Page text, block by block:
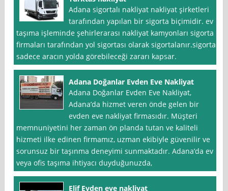
Adana sigortalı nakliyat nakliyat şirketleri
tarafından yapılan bir sigorta biçimidir. ev
taşıma işleminde şehirlerarası nakliyat kamyonları sigorta
firmaları tarafından yol sigortası olarak sigortalanır.sigorta
sadece aracın yolda görebileceği zararı kapsar.
Adana Doğanlar Evden Eve Nakliyat
Adana Doğanlar Evden Eve Nakliyat,
Adana’da hizmet veren önde gelen bir
evden eve nakliyat firmasıdır. Müşteri
memnuniyetini her zaman ön planda tutan ve kaliteli
hizmeti ilke edinen firmamız, uzman ekibiyle güvenilir ve
sorunsuz bir taşınma deneyimi sunmaktadır. Adana’da ev
veya ofis taşıma ihtiyacı duyduğunuzda,
Elif Evden eve nakliyat